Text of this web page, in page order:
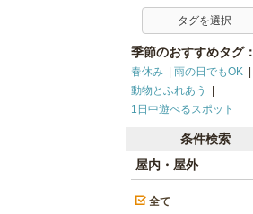
タグを選択
季節のおすすめタグ：
春休み
雨の日でもOK
動物とふれあう
1日中遊べるスポット
条件検索
屋内・屋外
全て